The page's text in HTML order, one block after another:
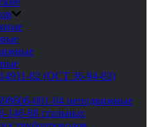
82 (ОСТ 36-94-83)
001-04 неподвижные
88 стальных